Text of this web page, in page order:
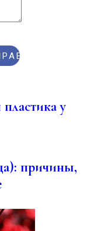
у
причины,